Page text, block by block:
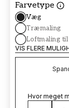
Farvetype
Væg
Træmaling
Loftmaling
VIS FLERE
Hvor meget